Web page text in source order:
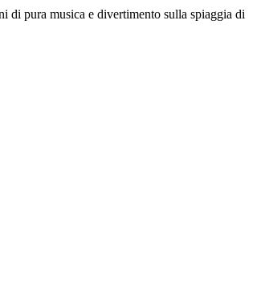
di pura musica e divertimento sulla spiaggia di